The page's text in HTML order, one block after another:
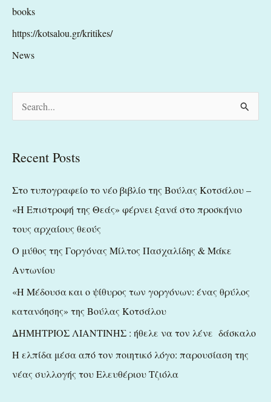
books
https://kotsalou.gr/kritikes/
News
r
c
f
Recent Posts
Στο τυπογραφείο το νέο βιβλίο της Βούλας Κοτσάλου –
«Η Επιστροφή της Θεάς» φέρνει ξανά στο προσκήνιο
τους αρχαίους θεούς
Ο μύθος της Γοργόνας Μίλτος Πασχαλίδης & Μάκε
Αντωνίου
«Η Μέδουσα και ο ψίθυρος των γοργόνων: ένας θρύλος
κατανόησης» της Βούλας Κοτσάλου
ΔΗΜΗΤΡΙΟΣ ΛΙΑΝΤΙΝΗΣ : ήθελε να τον λένε δάσκαλο
Η ελπίδα μέσα από τον ποιητικό λόγο: παρουσίαση της
νέας συλλογής του Ελευθέριου Τζιόλα